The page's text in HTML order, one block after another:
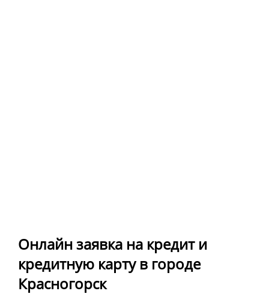
Онлайн заявка на кредит и
кредитную карту в городе
Красногорск